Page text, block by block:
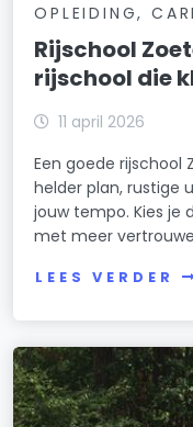
OPLEIDING,
Rijschool
rijschool die
11 april 2026
Een goede rijschool
helder plan, rustige
jouw tempo. Kies je
met meer
LEES VERDER